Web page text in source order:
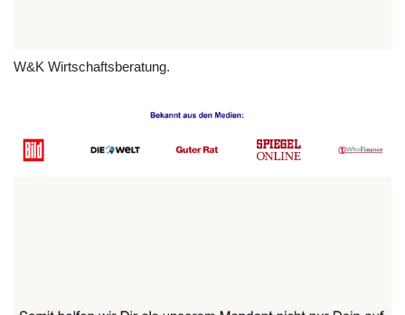
W&K Wirtschaftsberatung.